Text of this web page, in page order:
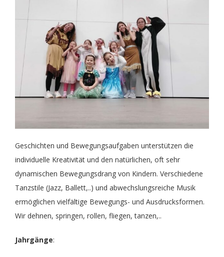
Geschichten und Bewegungsaufgaben unterstützen die
individuelle Kreativität und den natürlichen, oft sehr
dynamischen Bewegungsdrang von Kindern. Verschiedene
Tanzstile (Jazz, Ballett,..) und abwechslungsreiche Musik
ermöglichen vielfältige Bewegungs- und Ausdrucksformen.
Wir dehnen, springen, rollen, fliegen, tanzen,..
Jahrgänge: